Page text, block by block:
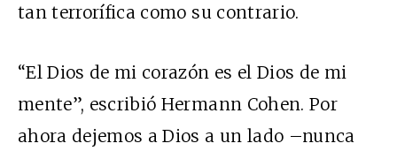
tan terrorífica como su contrario.
“El Dios de mi corazón es el Dios de mi
mente”, escribió Hermann Cohen. Por
ahora dejemos a Dios a un lado –nunca